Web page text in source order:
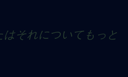
それについてもっと